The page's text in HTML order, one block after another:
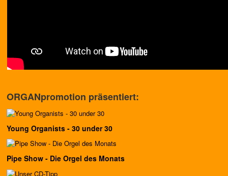
ORGANpromotion präsentiert:
Young Organists - 30 under 30
Pipe Show - Die Orgel des Monats